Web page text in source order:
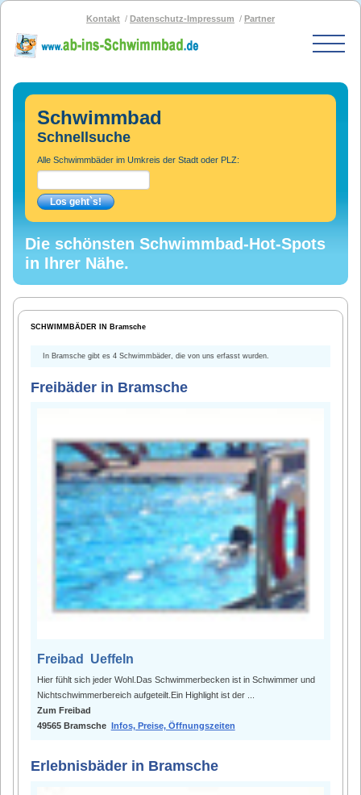
Kontakt Datenschutz-Impressum Partner
Start
Schwimmbad-Karte
Bäder nach PLZ
Bäder nach Stadt
SOS-Schwimmbad
Blog
Bad melden
Schwimmbad
Schnellsuche
Alle Schwimmbäder im Umkreis der Stadt oder PLZ:
Die schönsten Schwimmbad-Hot-Spots
in Ihrer Nähe.
SCHWIMMBÄDER IN Bramsche
In Bramsche gibt es 4 Schwimmbäder, die von uns erfasst wurden.
Freibäder in Bramsche
Freibad Ueffeln
Hier fühlt sich jeder Wohl.Das Schwimmerbecken ist in Schwimmer und
Nichtschwimmerbereich aufgeteilt.Ein Highlight ist der ...
Zum Freibad
49565 Bramsche
Infos, Preise, Öffnungszeiten
Erlebnisbäder in Bramsche